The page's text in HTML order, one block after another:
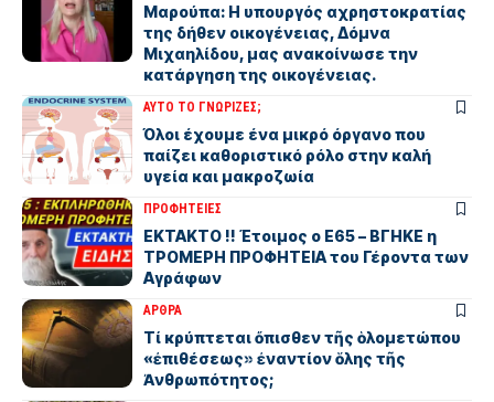
Μαρούπα: Η υπουργός αχρηστοκρατίας
της δήθεν οικογένειας, Δόμνα
Μιχαηλίδου, μας ανακοίνωσε την
κατάργηση της οικογένειας.
ΑΥΤΟ ΤΟ ΓΝΩΡΙΖΕΣ;
Όλοι έχουμε ένα μικρό όργανο που
παίζει καθοριστικό ρόλο στην καλή
υγεία και μακροζωία
ΠΡΟΦΗΤΕΙΕΣ
ΕΚΤΑΚΤΟ !! Έτοιμος ο Ε65 – ΒΓΗΚΕ η
ΤΡΟΜΕΡΗ ΠΡΟΦΗΤΕΙΑ του Γέροντα των
Αγράφων
ΑΡΘΡΑ
Τί κρύπτεται ὄπισθεν τῆς ὁλομετώπου
«ἐπιθέσεως» ἐναντίον ὅλης τῆς
Ἀνθρωπότητος;